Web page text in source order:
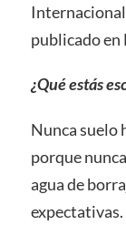
publicado en
¿Qué estás
Nunca suelo
porque
agua de